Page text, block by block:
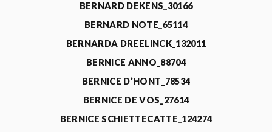
BERNARD DEKENS_30166
BERNARD NOTE_65114
BERNARDA DREELINCK_132011
BERNICE ANNO_88704
BERNICE D’HONT_78534
BERNICE DE VOS_27614
BERNICE SCHIETTECATTE_124274